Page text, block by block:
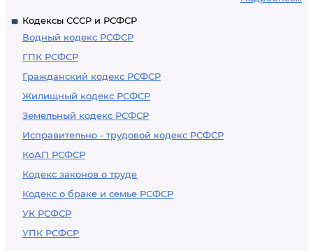
Кодексы СССР и РСФСР
Водный кодекс РСФСР
ГПК РСФСР
Гражданский кодекс РСФСР
Жилищный кодекс РСФСР
Земельный кодекс РСФСР
Исправительно - трудовой кодекс РСФСР
КоАП РСФСР
Кодекс законов о труде
Кодекс о браке и семье РСФСР
УК РСФСР
УПК РСФСР